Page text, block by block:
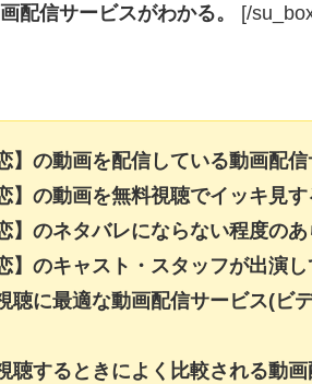
配信サービスがわかる。
[/
】の動画を配信している動画配信
】の動画を無料視聴でイッキ見す
】のネタバレにならない程度のあ
】のキャスト・スタッフが出演し
聴に最適な動画配信サービス(ビ
聴するときによく比較される動画